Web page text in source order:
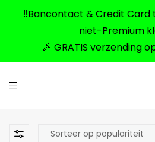
‼️Bancontact & Credit Card
niet-Premium
🎉 GRATIS verzending